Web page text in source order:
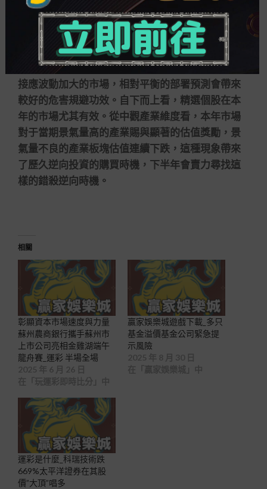
上的根基。
劉格菘和鄭澄然在他們共同控制的廣發鑫享敏
捷部署半年報中寫道，在自上而下的市場作風抉擇
上，當前時點很難判斷哪種作風鄙人半年會占優。
接應波動加大的市場，相對平衡的部署預測會帶來
較好的危害規避功效。自下而上看，精選個股在本
年的市場尤其有效。從中觀產業維度看，本年市場
對于當期景氣量高的產業賜與顯著的估值獎勵，景
氣量不良的產業板塊估值連續下跌，這種現象帶來
了歷久逆向投資的購買時機，下半年會賣力尋找這
樣的錯殺逆向時機。
相關
彰顯資本市場速度與力量
蘇州農商銀行攜手蘇州市
上市公司亮相金雞湖端午
龍舟賽_運彩 半場全場
贏家娛樂城遊戲下載_多只
基金溢價基金公司緊急提
示風險
運彩是什麼_科瑞技術跌
669%太平洋證券在其股
價”大頂”唱多